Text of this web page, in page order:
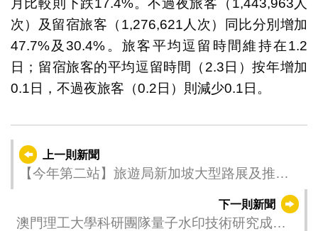
月比較則下跌17.4%。不過夜旅客（1,443,963人
次）及留宿旅客（1,276,621人次）同比分別增加
47.7%及30.4%。旅客平均逗留時間維持在1.2
日；留宿旅客的平均逗留時間（2.3日）按年增加
0.1日，不過夜旅客（0.2日）則減少0.1日。
上一則新聞
【今年第二站】旅遊局新加坡大型路展及推介
下一則新聞
澳門理工大學科研團隊量子水印技術研究成果